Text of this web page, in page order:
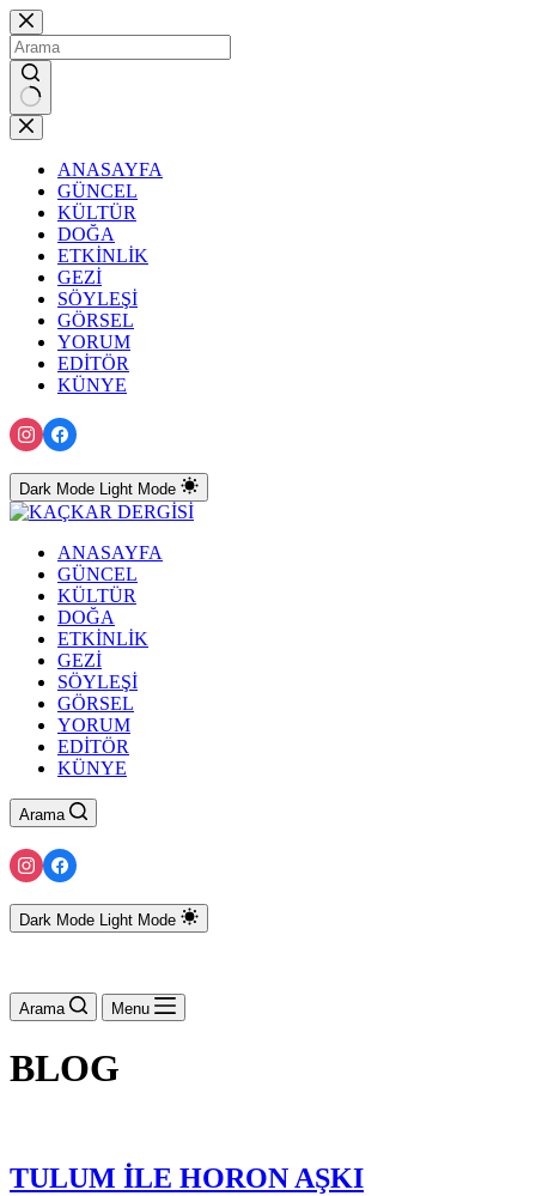
Skip
to
content
No
results
ANASAYFA
GÜNCEL
KÜLTÜR
DOĞA
ETKİNLİK
GEZİ
SÖYLEŞİ
GÖRSEL
YORUM
EDİTÖR
KÜNYE
Dark Mode Light Mode
ANASAYFA
GÜNCEL
KÜLTÜR
DOĞA
ETKİNLİK
GEZİ
SÖYLEŞİ
GÖRSEL
YORUM
EDİTÖR
KÜNYE
Arama
Dark Mode Light Mode
Arama Menu
BLOG
TULUM İLE HORON AŞKI